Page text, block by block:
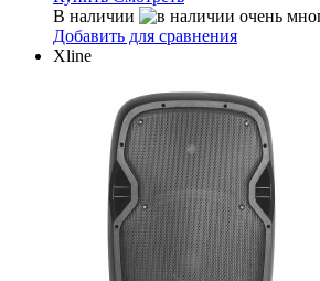
В наличии
Добавить для сравнения
Xline